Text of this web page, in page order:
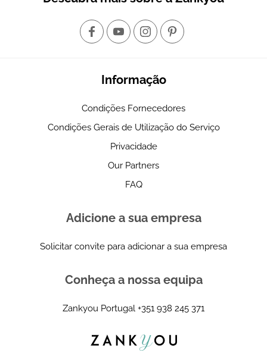
Informação
Condições Fornecedores
Condições Gerais de Utilização do Serviço
Privacidade
Our Partners
FAQ
Adicione a sua empresa
Solicitar convite para adicionar a sua empresa
Conheça a nossa equipa
Zankyou Portugal +351 938 245 371